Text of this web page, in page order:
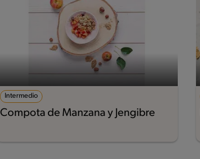
Intermedio
Compota de Manzana y Jengibre